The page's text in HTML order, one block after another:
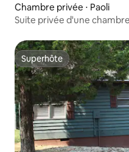
Chambre privée ⋅ Paoli
Suite privée d'une
Superhôte
Superhôte